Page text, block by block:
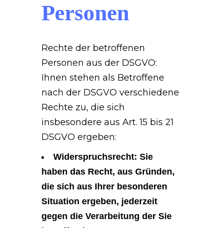
Personen
Rechte der betroffenen
Personen aus der DSGVO:
Ihnen stehen als Betroffene
nach der DSGVO verschiedene
Rechte zu, die sich
insbesondere aus Art. 15 bis 21
DSGVO ergeben:
Widerspruchsrecht: Sie
haben das Recht, aus Gründen,
die sich aus Ihrer besonderen
Situation ergeben, jederzeit
gegen die Verarbeitung der Sie